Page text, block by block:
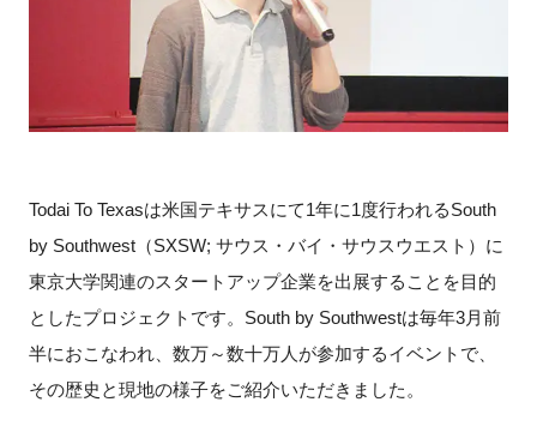
Todai To Texasは米国テキサスにて1年に1度行われるSouth
by Southwest（SXSW; サウス・バイ・サウスウエスト）に
東京大学関連のスタートアップ企業を出展することを目的
としたプロジェクトです。South by Southwestは毎年3月前
半におこなわれ、数万～数十万人が参加するイベントで、
その歴史と現地の様子をご紹介いただきました。